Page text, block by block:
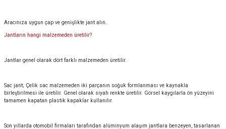
Aracınıza uygun çap ve genişlikte jant alın.
Jantların hangi malzemeden üretilir?
Jantlar genel olarak dört farklı malzemeden üretilir.
Sac jant; Çelik sac malzemeden iki parçanın soğuk formlanması ve kaynakla
birleştirilmesi ile üretilir. Genel olarak siyah renkte üretilir. Görsel kaygılarla ön yüzeyini
tamamen kapatan plastik kapaklar kullanılır.
Son yıllarda otomobil firmaları tarafından alüminyum alaşım jantlara benzeyen, tasarlanan